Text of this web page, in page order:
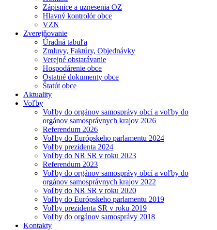
Zápisnice a uznesenia OZ
Hlavný kontrolór obce
VZN
Zverejňovanie
Úradná tabuľa
Zmluvy, Faktúry, Objednávky
Verejné obstarávanie
Hospodárenie obce
Ostatné dokumenty obce
Štatút obce
Aktuality
Voľby
Voľby do orgánov samosprávy obcí a voľby do
orgánov samosprávnych krajov 2026
Referendum 2026
Voľby do Európskeho parlamentu 2024
Voľby prezidenta 2024
Voľby do NR SR v roku 2023
Referendum 2023
Voľby do orgánov samosprávy obcí a voľby do
orgánov samosprávnych krajov 2022
Voľby do NR SR v roku 2020
Voľby do Európskeho parlamentu 2019
Voľby prezidenta SR v roku 2019
Voľby do orgánov samosprávy 2018
Kontakty